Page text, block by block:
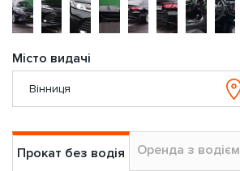
Місто видачі
Прокат без водія Оренда з водієм